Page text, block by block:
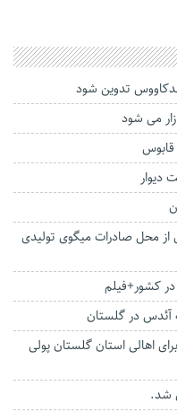
تدوین شود
دیوار
از ۱۵ میلیون دلاری از محل صادرات میگوی تولیدی
در کشور+فیلم
آئدس در گلستان
اهالی استان گلستان پولی
شد.